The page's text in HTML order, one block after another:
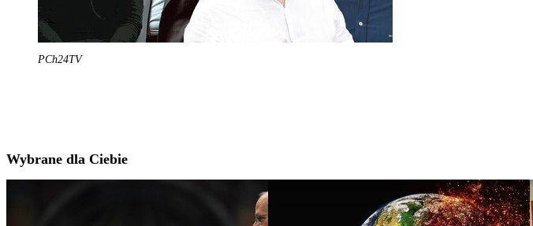
PCh24TV
Wybrane dla Ciebie